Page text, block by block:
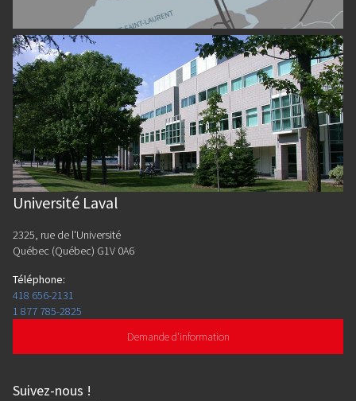
Université Laval
2325, rue de l'Université
Québec (Québec) G1V 0A6
Téléphone:
418 656-2131
1 877 785-2825
Demande d'information
Suivez-nous !